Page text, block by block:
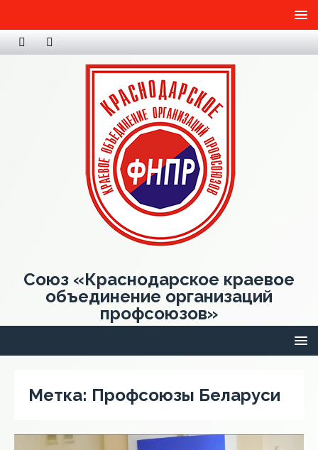
Союз «Краснодарское краевое
объединение организаций
профсоюзов»
Метка: Профсоюзы Беларуси